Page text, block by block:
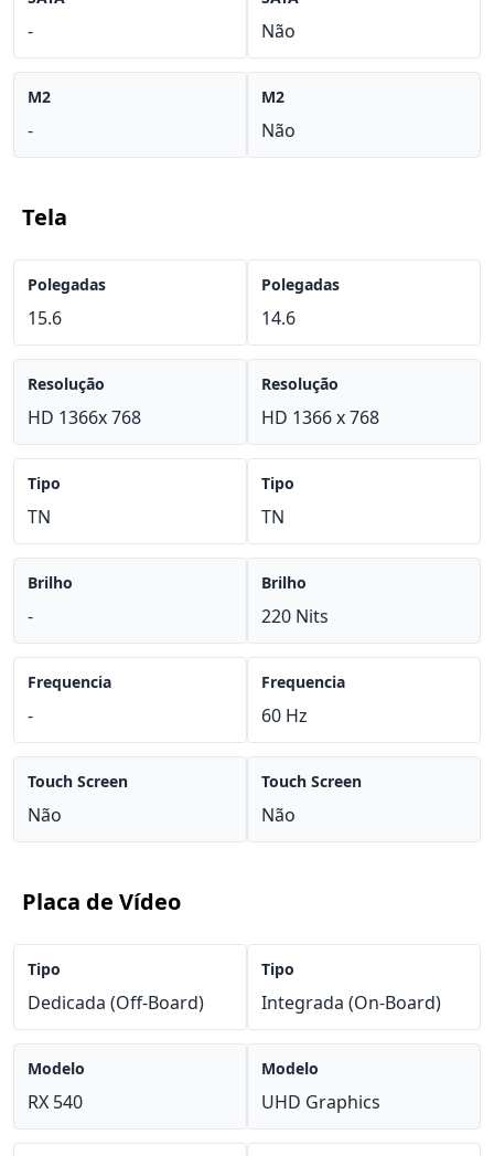
-
M2
-
Não
M2
Não
Tela
Polegadas
15.6
Resolução
HD 1366x 768
Tipo
TN
Brilho
-
Frequencia
-
Touch Screen
Não
Polegadas
14.6
Resolução
HD 1366 x 768
Tipo
TN
Brilho
220 Nits
Frequencia
60 Hz
Touch Screen
Não
Placa de Vídeo
Tipo
Dedicada (Off-Board)
Modelo
RX 540
Tipo
Integrada (On-Board)
Modelo
UHD Graphics